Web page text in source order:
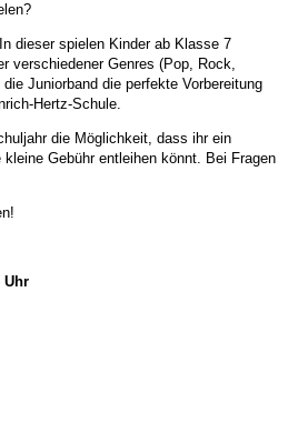
dieser spielen Kinder ab Klasse 7
verschiedener Genres (Pop, Rock,
Juniorband die perfekte Vorbereitung
Hertz-Schule.
die Möglichkeit, dass ihr ein
kleine Gebühr entleihen könnt. Bei Fragen
Uhr